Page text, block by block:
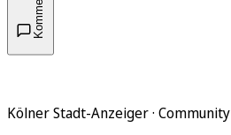
Kölner Stadt-Anzeiger · Community